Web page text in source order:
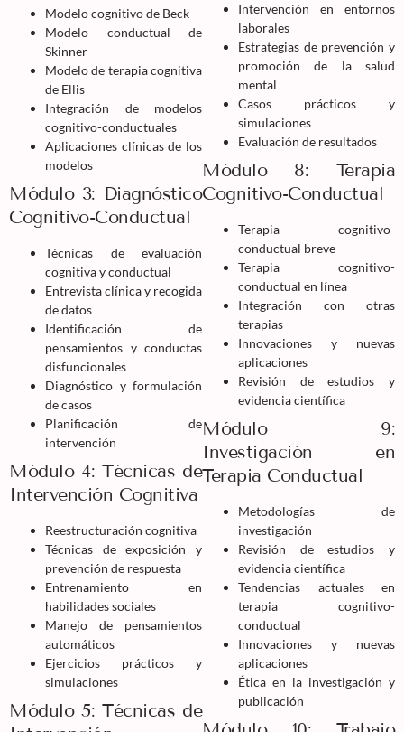
Modelo cognitivo de Beck
Modelo conductual de
Skinner
Modelo de terapia cognitiva
de Ellis
Integración de modelos
cognitivo-conductuales
Aplicaciones clínicas de los
modelos
Módulo 3: Diagnóstico
Cognitivo-Conductual
Técnicas de evaluación
cognitiva y conductual
Entrevista clínica y recogida
de datos
Identificación de
pensamientos y conductas
disfuncionales
Diagnóstico y formulación
de casos
Planificación de
intervención
Módulo 4: Técnicas de
Intervención Cognitiva
Reestructuración cognitiva
Técnicas de exposición y
prevención de respuesta
Entrenamiento en
habilidades sociales
Manejo de pensamientos
automáticos
Ejercicios prácticos y
simulaciones
Módulo 5: Técnicas de
Intervención en entornos
laborales
Estrategias de prevención y
promoción de la salud
mental
Casos prácticos y
simulaciones
Evaluación de resultados
Módulo 8: Terapia
Cognitivo-Conductual
Terapia cognitivo-
conductual breve
Terapia cognitivo-
conductual en línea
Integración con otras
terapias
Innovaciones y nuevas
aplicaciones
Revisión de estudios y
evidencia científica
Módulo 9:
Investigación en
Terapia Conductual
Metodologías de
investigación
Revisión de estudios y
evidencia científica
Tendencias actuales en
terapia cognitivo-
conductual
Innovaciones y nuevas
aplicaciones
Ética en la investigación y
publicación